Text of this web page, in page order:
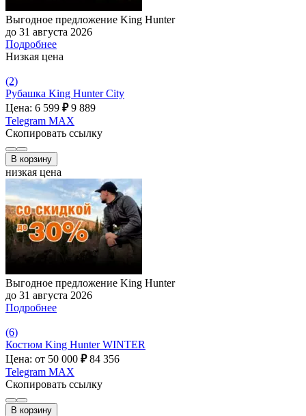
Выгодное предложение King Hunter
до 31 августа 2026
Подробнее
Низкая цена
(2)
Рубашка King Hunter City
Цена: 6 599 ₽ 9 889
Telegram MAX
Скопировать ссылку
В корзину
низкая цена
Выгодное предложение King Hunter
до 31 августа 2026
Подробнее
(6)
Костюм King Hunter WINTER
Цена: от 50 000 ₽ 84 356
Telegram MAX
Скопировать ссылку
В корзину